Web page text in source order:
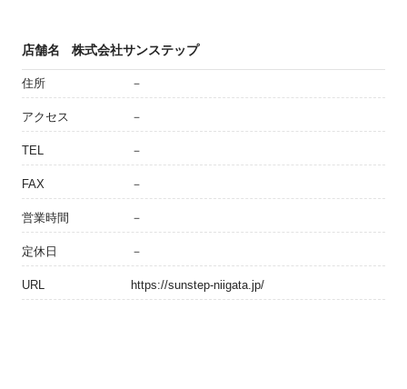
店舗名 株式会社サンステップ
住所 －
アクセス －
TEL －
FAX －
営業時間 －
定休日 －
URL https://sunstep-niigata.jp/